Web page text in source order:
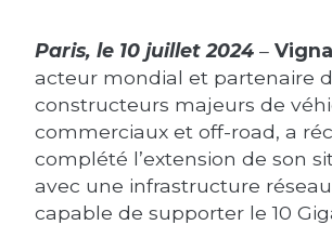
Paris, le 10 juillet 2024 –
acteur mondial et partenaire
constructeurs majeurs de
commerciaux et off-road, a
complété l’extension de son
avec une infrastructure
capable de supporter le 10